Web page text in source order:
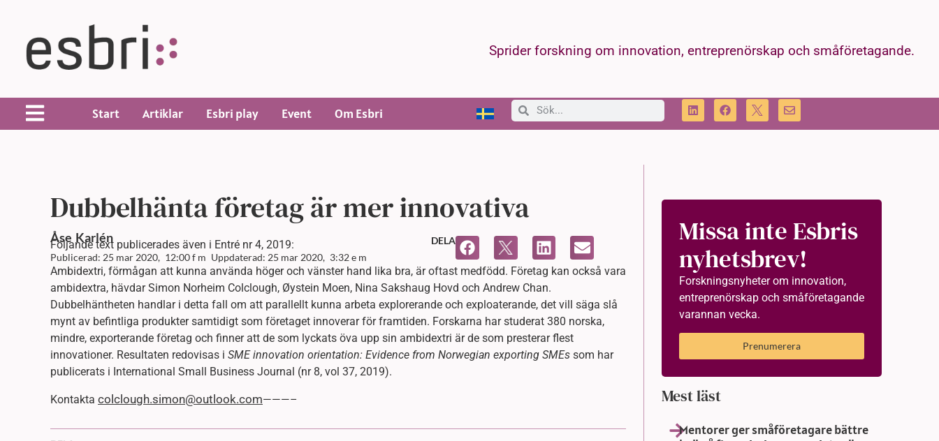
Sprider forskning om innovation, entreprenörskap och småföretagande.
Start Artiklar Esbri play Event Om Esbri
Dubbelhänta företag är mer innovativa
Åse Karlén
Publicerad: 25 mar 2020, 12:00 f m Uppdaterad: 25 mar 2020, 3:32 e m
DELA
Följande text publicerades även i Entré nr 4, 2019:
Ambidextri, förmågan att kunna använda höger och vänster hand lika bra, är oftast medfödd. Företag kan också vara
ambidextra, hävdar Simon Norheim Colclough, Øystein Moen, Nina Sakshaug Hovd och Andrew Chan.
Dubbelhäntheten handlar i detta fall om att parallellt kunna arbeta explorerande och exploaterande, det vill säga slå
mynt av befintliga produkter samtidigt som företaget innoverar för framtiden. Forskarna har studerat 380 norska,
mindre, exporterande företag och finner att de som lyckats öva upp sin ambidextri är de som presterar flest
innovationer. Resultaten redovisas i SME innovation orientation: Evidence from Norwegian exporting SMEs som har
publicerats i International Small Business Journal (nr 8, vol 37, 2019).
Kontakta colclough.simon@outlook.com———–
Missa inte Esbris
nyhetsbrev!
Forskningsnyheter om innovation,
entreprenörskap och småföretagande
varannan vecka.
Prenumerera
Mest läst
Mentorer ger småföretagare bättre